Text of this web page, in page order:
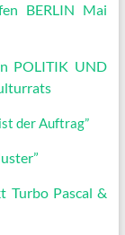
BERLIN Mai
POLITIK UND
der Auftrag”
Turbo Pascal &